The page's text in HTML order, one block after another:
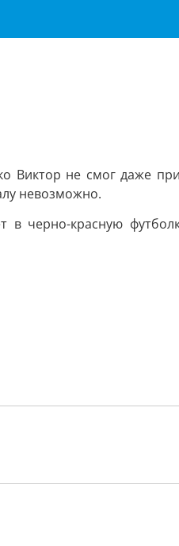
Виктор не смог даже
невозможно.
в черно-красную